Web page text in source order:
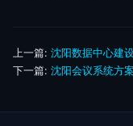
上一篇: 沈阳数据中心建
下一篇: 沈阳会议系统方